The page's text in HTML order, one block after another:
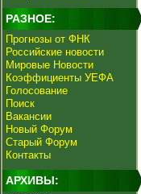
РАЗНОЕ:
Прогнозы от ФНК
Российские новости
Мировые Новости
Коэффициенты УЕФА
Голосование
Поиск
Вакансии
Новый Форум
Старый Форум
Контакты
АРХИВЫ: